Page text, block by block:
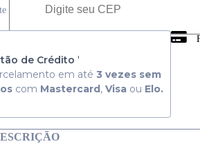
de Crédito '
em até 3 vezes sem
com Mastercard, Visa ou Elo.